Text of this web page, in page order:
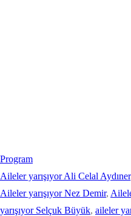
Program
Aileler yarışıyor Ali Celal Aydıner
Aileler yarışıyor Nez Demir,
yarışıyor Selçuk Büyük, aileler